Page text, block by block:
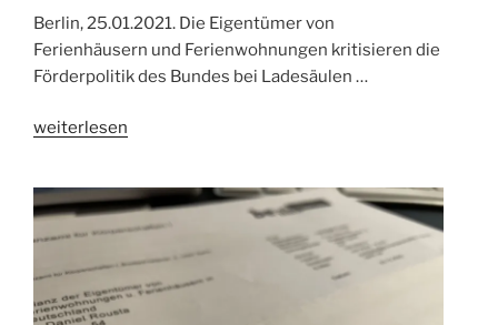
Berlin, 25.01.2021. Die Eigentümer von
Ferienhäusern und Ferienwohnungen kritisieren die
Förderpolitik des Bundes bei Ladesäulen …
„Fewo-
Eigentümer
fordern:
Ladesäulen-
Förderung
des
weiterlesen